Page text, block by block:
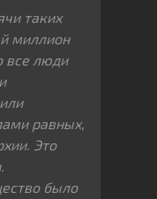
таких
миллион
все люди
равных,
Это
было